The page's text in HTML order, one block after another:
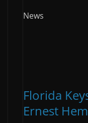
News
Florida
Ernest